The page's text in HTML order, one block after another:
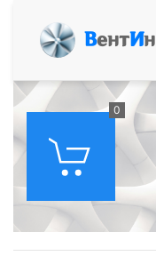
ВентИн
0